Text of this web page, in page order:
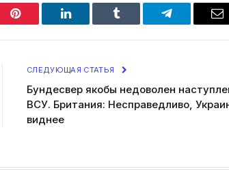
Pinterest LinkedIn Tumblr Telegram
СЛЕДУЮЩАЯ СТАТЬЯ
Бундесвер якобы недоволен
ВСУ. Британия: Несправедливо,
виднее